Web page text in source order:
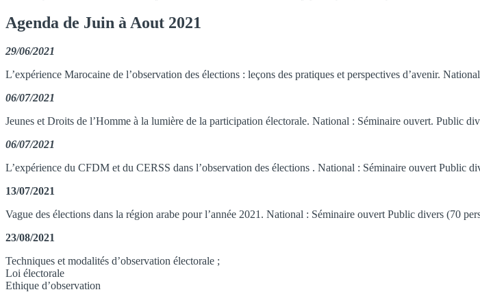
Agenda de Juin à Aout 2021
29/06/2021
L’expérience Marocaine de l’observation des élections : leçons des pratiques et perspectives d’avenir.
06/07/2021
Jeunes et Droits de l’Homme à la lumière de la participation électorale. National : Séminaire ouvert. Public
06/07/2021
L’expérience du CFDM et du CERSS dans l’observation des élections . National : Séminaire ouvert Public
13/07/2021
Vague des élections dans la région arabe pour l’année 2021. National : Séminaire ouvert Public divers (70
23/08/2021
Techniques et modalités d’observation électorale ;
Loi électorale
Ethique d’observation